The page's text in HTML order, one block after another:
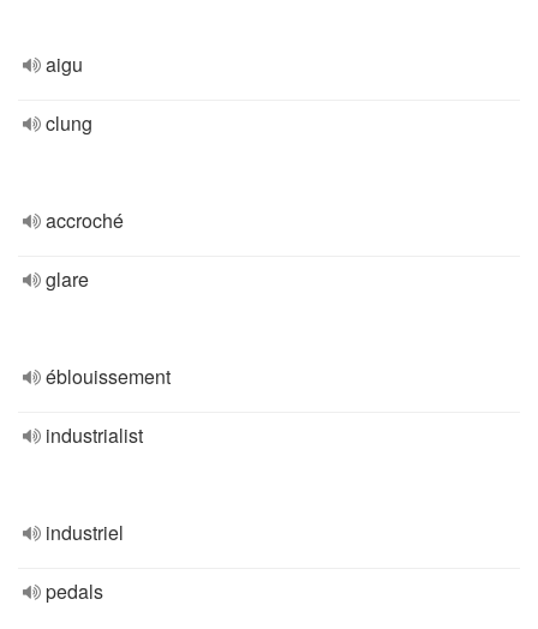
aigu
clung
accroché
glare
éblouissement
industrialist
industriel
pedals